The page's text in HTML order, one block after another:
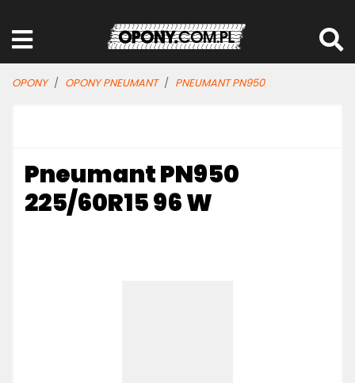
OPONY OPONY PNEUMANT PNEUMANT PN950
Pneumant PN950
225/60R15 96 W